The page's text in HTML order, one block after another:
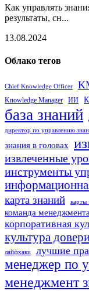
Как управлять
результаты, сн...
13.08.2024
Облако тегов
Chief Knowledge Officer
Knowledge Manager ИИ
база знаний
директор по управлению
знания в головах
извлеченные
инструменты
карта знаний карты
команда
корпоративная
культура
лайфхаки лучшие
менеджер по
менеджмент